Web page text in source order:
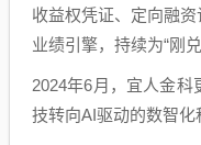
收益权凭证、定向融
业绩引擎，持续为“刚兑
2024年6月，宜人金
技转向AI驱动的数智化